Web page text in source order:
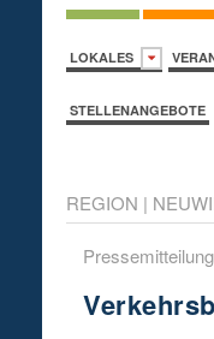
LOKALES
STELLENANGEBOTE
REGION |